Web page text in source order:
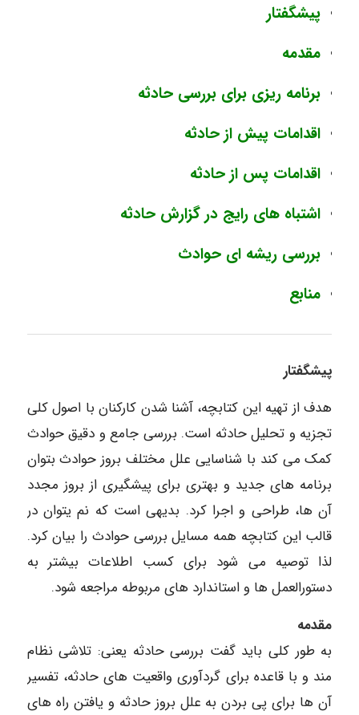
پیشگفتار
مقدمه
برنامه ریزی برای بررسی حادثه
اقدامات پیش از حادثه
اقدامات پس از حادثه
اشتباه های رایج در گزارش حادثه
بررسی ریشه ای حوادث
منابع
پیشگفتار
هدف از تهیه این کتابچه، آشنا شدن کارکنان با اصول کلی
تجزیه و تحلیل حادثه است. بررسی جامع و دقیق حوادث
کمک می کند با شناسایی علل مختلف بروز حوادث بتوان
برنامه های جدید و بهتری برای پیشگیری از بروز مجدد
آن ها، طراحی و اجرا کرد. بدیهی است که نم یتوان در
قالب این کتابچه همه مسایل بررسی حوادث را بیان کرد.
لذا توصیه می شود برای کسب اطلاعات بیشتر به
دستورالعمل ها و استاندارد های مربوطه مراجعه شود.
مقدمه
به طور کلی باید گفت بررسی حادثه یعنی: تلاشی نظام
مند و با قاعده برای گردآوری واقعیت های حادثه، تفسیر
آن ها برای پی بردن به علل بروز حادثه و یافتن راه های